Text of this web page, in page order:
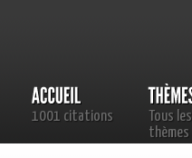
1001 citations
Tous les
thèmes